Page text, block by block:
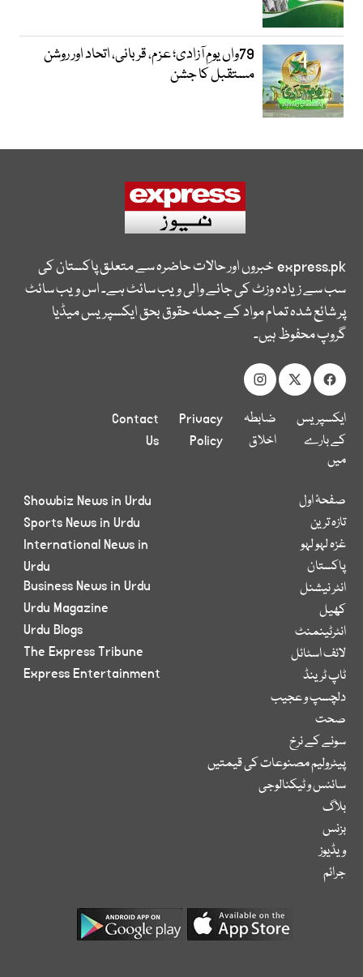
79واں یومِ آزادی؛ عزم، قربانی، اتحاد اور روشن
مستقبل کا جشن
express.pkخبروں اور حالات حاضرہ سے متعلق پاکستان کی
سب سے زیادہ وزٹ کی جانے والی ویب سائٹ ہے۔ اس ویب سائٹ
پر شائع شدہ تمام مواد کے جملہ حقوق بحق ایکسپریس میڈیا
گروپ محفوظ ہیں۔
ایکسپریس
کے بارے
میں
ضابطہ
اخلاق
Privacy
Policy
Contact
Us
صفحۂ اول
تازہ ترین
غزہ لہو لہو
پاکستان
انٹر نیشنل
کھیل
انٹرٹینمنٹ
لائف اسٹائل
ٹاپ ٹرینڈ
دلچسپ و عجیب
صحت
سونے کے نرخ
پیٹرولیم مصنوعات کی قیمتیں
سائنس و ٹیکنالوجی
بلاگ
بزنس
ویڈیوز
جرائم
Showbiz News in Urdu
Sports News in Urdu
International News in
Urdu
Business News in Urdu
Urdu Magazine
Urdu Blogs
The Express Tribune
Express Entertainment